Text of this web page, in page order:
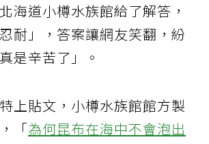
海道小樽水族館給了解答，
耐」，答案讓網友笑翻，紛
是辛苦了」。
上貼文，小樽水族館館方製
「為何昆布在海中不會泡出